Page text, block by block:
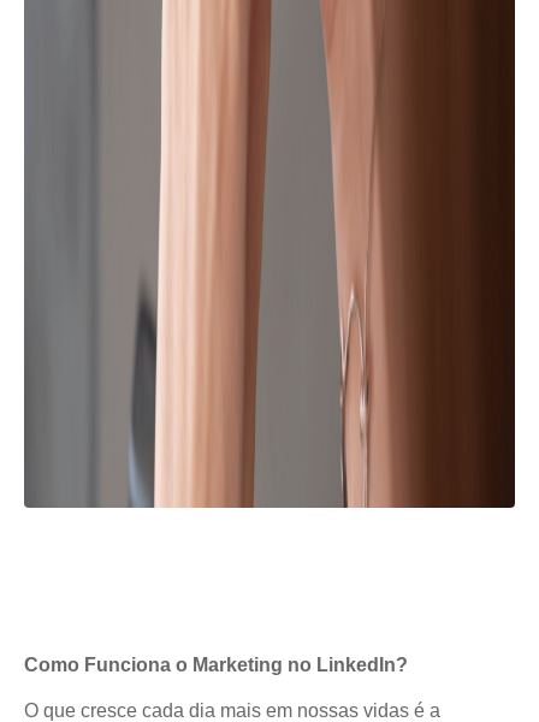
Como Funciona o Marketing no LinkedIn?
O que cresce cada dia mais em nossas vidas é a